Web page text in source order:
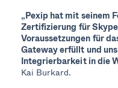
„Pexip hat mit seinem
Zertifizierung für
Voraussetzungen für
Gateway erfüllt und
Integrierbarkeit in die
Kai Burkard.